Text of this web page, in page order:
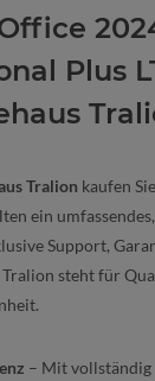
Plus
Tralion kaufen
ein
Support,
steht für
– Mit